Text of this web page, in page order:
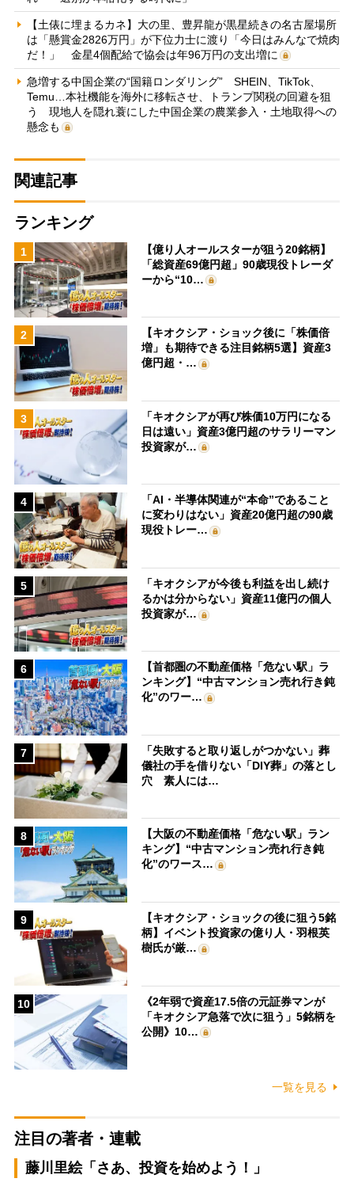
【土俵に埋まるカネ】大の里、豊昇龍が黒星続きの名古屋場所
は「懸賞金2826万円」が下位力士に渡り「今日はみんなで焼肉
だ！」 金星4個配給で協会は年96万円の支出増に
急増する中国企業の“国籍ロンダリング” SHEIN、TikTok、
Temu…本社機能を海外に移転させ、トランプ関税の回避を狙
う 現地人を隠れ蓑にした中国企業の農業参入・土地取得への
懸念も
関連記事
ランキング
1
【億り人オールスターが狙う20銘柄】
「総資産69億円超」90歳現役トレーダ
ーから“10…
2
【キオクシア・ショック後に「株価倍
増」も期待できる注目銘柄5選】資産3
億円超・…
3
「キオクシアが再び株価10万円になる
日は遠い」資産3億円超のサラリーマン
投資家が…
4
「AI・半導体関連が“本命”であること
に変わりはない」資産20億円超の90歳
現役トレー…
5
「キオクシアが今後も利益を出し続け
るかは分からない」資産11億円の個人
投資家が…
6
【首都圏の不動産価格「危ない駅」ラ
ンキング】“中古マンション売れ行き鈍
化”のワー…
7
「失敗すると取り返しがつかない」葬
儀社の手を借りない「DIY葬」の落とし
穴 素人には…
8
【大阪の不動産価格「危ない駅」ラン
キング】“中古マンション売れ行き鈍
化”のワース…
9
【キオクシア・ショックの後に狙う5銘
柄】イベント投資家の億り人・羽根英
樹氏が厳…
10
《2年弱で資産17.5倍の元証券マンが
「キオクシア急落で次に狙う」5銘柄を
公開》10…
一覧を見る
注目の著者・連載
藤川里絵「さあ、投資を始めよう！」